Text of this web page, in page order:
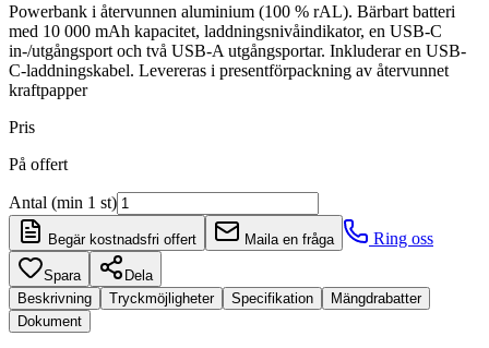
Powerbank i återvunnen aluminium (100 % rAL). Bärbart batteri
med 10 000 mAh kapacitet, laddningsnivåindikator, en USB-C
in-/utgångsport och två USB-A utgångsportar. Inkluderar en USB-
C-laddningskabel. Levereras i presentförpackning av återvunnet
kraftpapper
Pris
På offert
Antal (min 1 st)
Begär kostnadsfri offert Maila en fråga Ring oss
Spara
Dela
Beskrivning
Tryckmöjligheter Specifikation
Mängdrabatter
Dokument